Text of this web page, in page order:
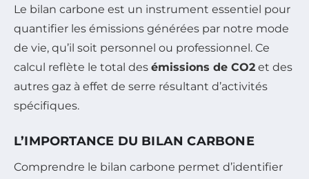
Le bilan carbone est un instrument essentiel pour
quantifier les émissions générées par notre mode
de vie, qu’il soit personnel ou professionnel. Ce
calcul reflète le total des émissions de CO2 et des
autres gaz à effet de serre résultant d’activités
spécifiques.
L’IMPORTANCE DU BILAN CARBONE
Comprendre le bilan carbone permet d’identifier